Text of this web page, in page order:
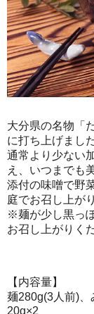
大分県の名物「
に打ち上げました
通常より少ない
え、いつまでも
添付の味噌で野
庭でお召し上が
※麺が少し黒っ
お召し上がりく
【内容量】
麺280g(3人前)
20g×2